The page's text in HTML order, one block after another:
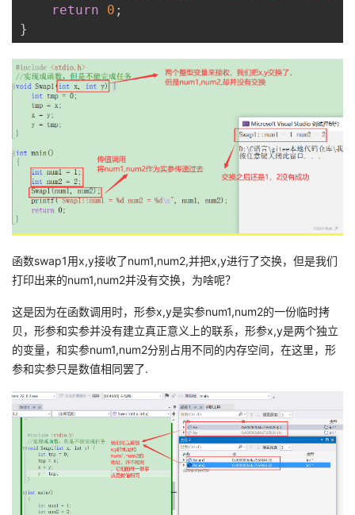
return
0 ;
}
函数swap1用x,y接收了num1,num2,并把x,y进行了交换，但是我们
打印出来的num1,num2并没有交换，为啥呢？
这是因为在函数调用时，形参x,y是实参num1,num2的一份临时拷
贝，形参和实参并没有建立真正意义上的联系，形参x,y是两个独立
的变量，和实参num1,num2分别占用不同的内存空间，在这里，形
参和实参只是数值相同罢了.